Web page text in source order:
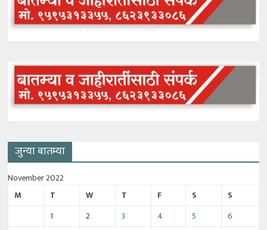
जुन्या बातम्या
November 2022
M
T W T F S
S
1
2 3 4 5 6